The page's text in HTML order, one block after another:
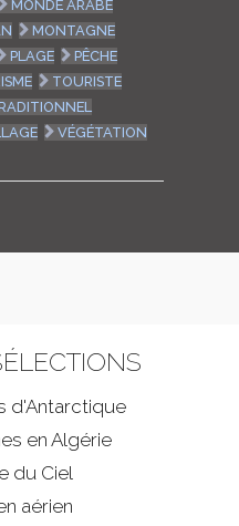
MONDE ARABE
MONTAGNE
PLAGE
PÊCHE
TOURISTE
VÉGÉTATION
d'Antarctique
en Algérie
du Ciel
aérien